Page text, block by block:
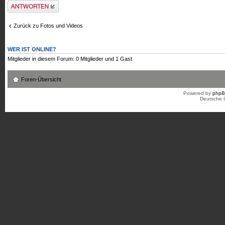
Antwort erstellen
Zurück zu Fotos und Videos
WER IST ONLINE?
Mitglieder in diesem Forum: 0 Mitglieder und 1 Gast
Foren-Übersicht
Powered by
Deutsche